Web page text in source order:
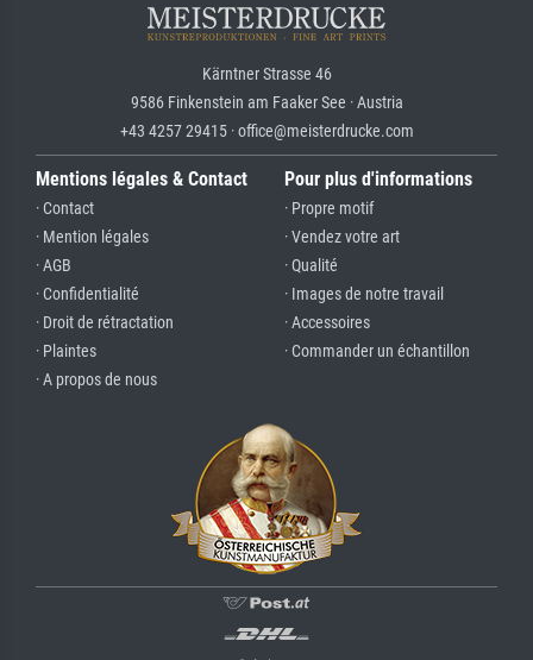
Kärntner Strasse 46
9586 Finkenstein am Faaker See · Austria
+43 4257 29415 · office@meisterdrucke.com
Mentions légales & Contact
· Contact
· Mention légales
· AGB
· Confidentialité
· Droit de rétractation
· Plaintes
· A propos de nous
Pour plus d'informations
· Propre motif
· Vendez votre art
· Qualité
· Images de notre travail
· Accessoires
· Commander un échantillon